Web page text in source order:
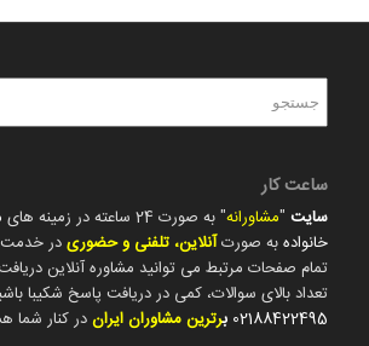
ساعت کار
سایت"مشاورانه" به صورت 24 ساعته در زمینه های
خانوادهبه صورتآنلاین، تلفنی و حضوریدر
تمام صفحات مرتبط می توانید مشاوره آنلاین
تعداد بالای سوالات، کمی در دریافت پاسخ شکیبا
02188422495 برترین مشاوران ایراندر کنار شما